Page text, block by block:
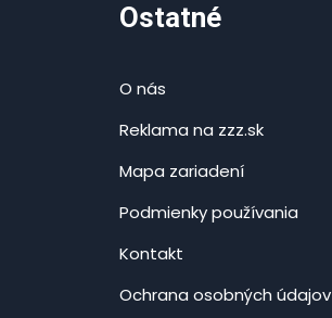
Ostatné
O nás
Reklama na zzz.sk
Mapa zariadení
Podmienky používania
Kontakt
Ochrana osobných údajov